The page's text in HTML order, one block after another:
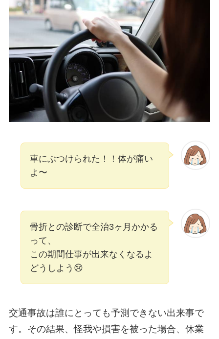
車にぶつけられた！！体が痛い
よ〜
骨折との診断で全治3ヶ月かかる
って、
この期間仕事が出来なくなるよ
どうしよう😢
交通事故は誰にとっても予測できない出来事で
す。その結果、怪我や損害を被った場合、休業